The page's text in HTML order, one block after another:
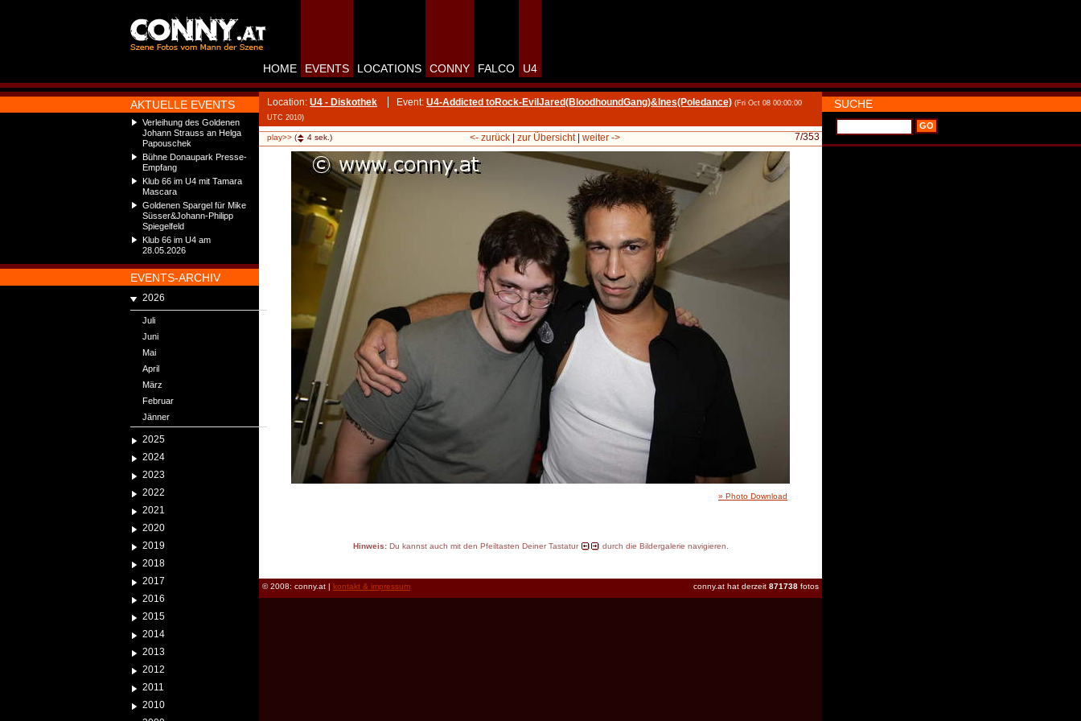
AKTUELLE EVENTS
Verleihung des Goldenen
Johann Strauss an Helga
Papouschek
Bühne Donaupark Presse-
Empfang
Klub 66 im U4 mit Tamara
Mascara
Goldenen Spargel für Mike
Süsser&Johann-Philipp
Spiegelfeld
Klub 66 im U4 am
28.05.2026
EVENTS-ARCHIV
2026
Juli
Juni
Mai
April
März
Februar
Jänner
2025
2024
2023
2022
2021
2020
2019
2018
2017
2016
2015
2014
2013
2012
2011
2010
HOME EVENTS LOCATIONS CONNY FALCO U4
Location: U4 - Diskothek Event: U4-Addicted toRock-EvilJared(BloodhoundGang)&Ines(Poledance) (Fri Oct 08 00:00:00
UTC 2010)
play>> ( 4 sek.) 7/353
<- zurück| zur Übersicht| weiter ->
» Photo Download
Hinweis:Du kannst auch mit den Pfeiltasten Deiner Tastatur durch die Bildergalerie navigieren.
conny.at hat derzeit 871738 fotos
© 2008: conny.at | kontakt & impressum
SUCHE